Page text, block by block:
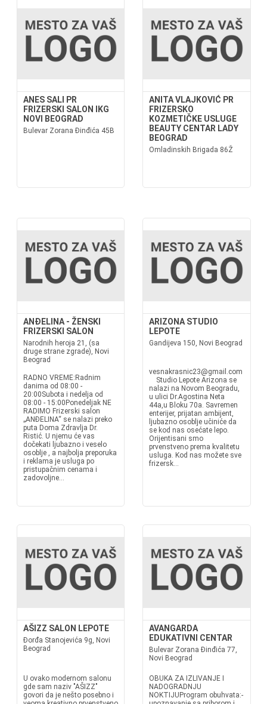
ANES SALI PR
FRIZERSKI SALON IKG
NOVI BEOGRAD
Bulevar Zorana Đinđića 45B
ANITA VLAJKOVIĆ PR
FRIZERSKO
KOZMETIČKE USLUGE
BEAUTY CENTAR LADY
BEOGRAD
Omladinskih Brigada 86Ž
ANĐELINA - ŽENSKI
FRIZERSKI SALON
Narodnih heroja 21, (sa
druge strane zgrade), Novi
Beograd
RADNO VREME:Radnim
danima od 08:00 -
20:00Subota i nedelja od
08:00 - 15:00Ponedeljak NE
RADIMO Frizerski salon
„ANĐELINA“ se nalazi preko
puta Doma Zdravlja Dr.
Ristić. U njemu će vas
dočekati ljubazno i veselo
osoblje , a najbolja preporuka
i reklama je usluga po
pristupačnim cenama i
zadovoljne...
ARIZONA STUDIO
LEPOTE
Gandijeva 150, Novi Beograd
vesnakrasnic23@gmail.com
Studio Lepote Arizona se
nalazi na Novom Beogradu,
u ulici Dr.Agostina Neta
44a,u Bloku 70a. Savremen
enterijer, prijatan ambijent,
ljubazno osoblje učiniće da
se kod nas osećate lepo.
Orijentisani smo
prvenstveno prema kvalitetu
usluga. Kod nas možete sve
frizersk...
AŠIZZ SALON LEPOTE
Đorđa Stanojevića 9g, Novi
Beograd
U ovako modernom salonu
gde sam naziv "AŠIZZ"
govori da je nešto posebno i
AVANGARDA
EDUKATIVNI CENTAR
Bulevar Zorana Đinđića 77,
Novi Beograd
OBUKA ZA IZLIVANJE I
NADOGRADNJU
NOKTIJUProgram obuhvata:-